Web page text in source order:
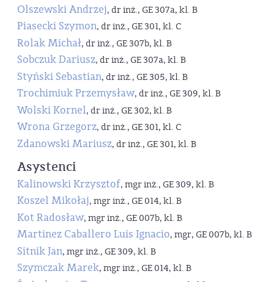
Olszewski Andrzej, dr inż., GE 307a, kl. B
Piasecki Szymon, dr inż., GE 301, kl. C
Rolak Michał, dr inż., GE 307b, kl. B
Sobczuk Dariusz, dr inż., GE 307a, kl. B
Styński Sebastian, dr inż., GE 305, kl. B
Trochimiuk Przemysław, dr inż., GE 309, kl. B
Wolski Kornel, dr inż., GE 302, kl. B
Wrona Grzegorz, dr inż., GE 301, kl. C
Zdanowski Mariusz, dr inż., GE 301, kl. B
Asystenci
Kalinowski Krzysztof, mgr inż., GE 309, kl. B
Koszel Mikołaj, mgr inż., GE 014, kl. B
Kot Radosław, mgr inż., GE 007b, kl. B
Martinez Caballero Luis Ignacio, mgr, GE 007b, kl. B
Sitnik Jan, mgr inż., GE 309, kl. B
Szymczak Marek, mgr inż., GE 014, kl. B